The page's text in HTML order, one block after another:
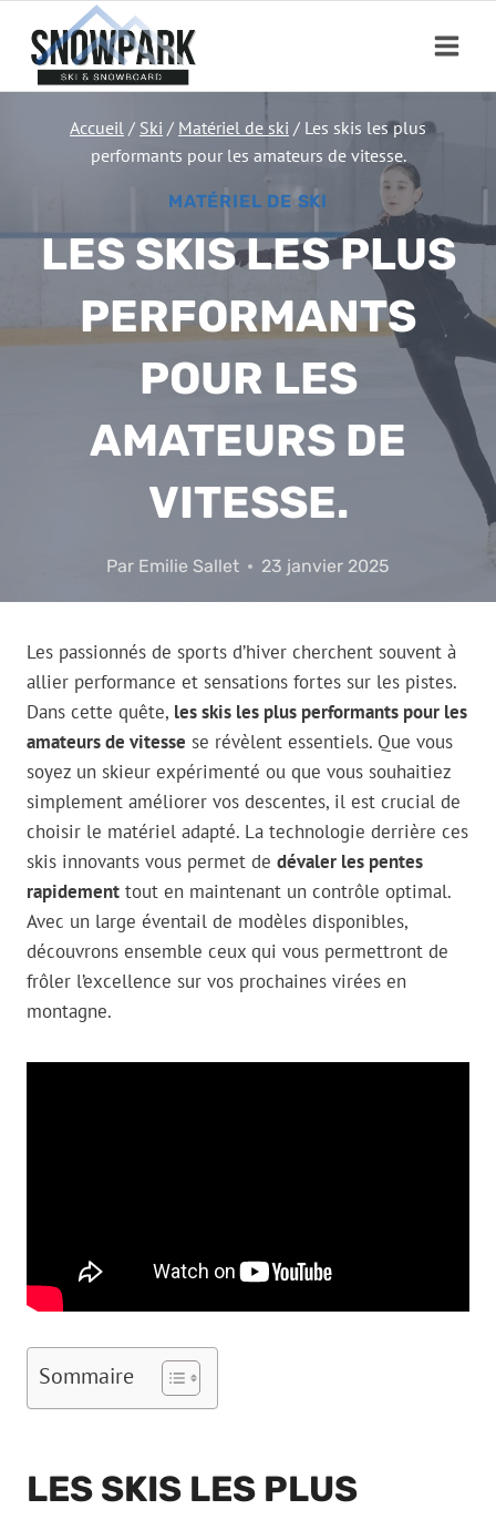
contenu
Accueil / Ski / Matériel de ski / Les skis les plus
performants pour les amateurs de vitesse.
MATÉRIEL DE SKI
LES SKIS LES PLUS
PERFORMANTS
POUR LES
AMATEURS DE
VITESSE.
Par Emilie Sallet 23 janvier 2025
Les passionnés de sports d’hiver cherchent souvent à
allier performance et sensations fortes sur les pistes.
Dans cette quête, les skis les plus performants pour les
amateurs de vitesse se révèlent essentiels. Que vous
soyez un skieur expérimenté ou que vous souhaitiez
simplement améliorer vos descentes, il est crucial de
choisir le matériel adapté. La technologie derrière ces
skis innovants vous permet de dévaler les pentes
rapidement tout en maintenant un contrôle optimal.
Avec un large éventail de modèles disponibles,
découvrons ensemble ceux qui vous permettront de
frôler l’excellence sur vos prochaines virées en
montagne.
Sommaire
LES SKIS LES PLUS